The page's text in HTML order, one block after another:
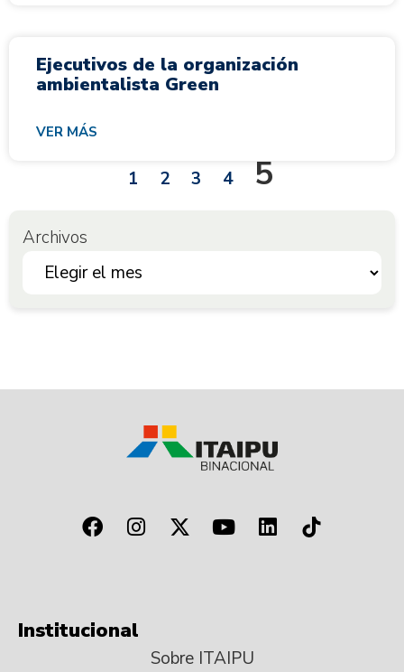
Ejecutivos de la organización
ambientalista Green
VER MÁS
1 2 3 4 5
Archivos
Institucional
Sobre ITAIPU